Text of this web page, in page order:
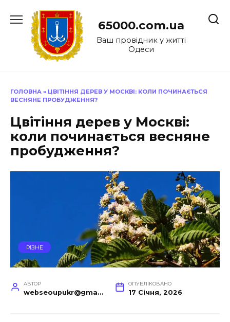
до
65000.com.ua
Ваш провідник у житті
Одеси
ГОЛОВНА » ЦВІТІННЯ ДЕРЕВ У МОСКВІ: КОЛИ ПОЧИНАЄТЬСЯ
ВЕСНЯНЕ ПРОБУДЖЕННЯ?
Цвітіння дерев у Москві:
коли починається весняне
пробудження?
РІЗНЕ
АВТОР
webseoupukr@gmail.com
ОПУБЛІКОВАНО
17 Січня, 2026